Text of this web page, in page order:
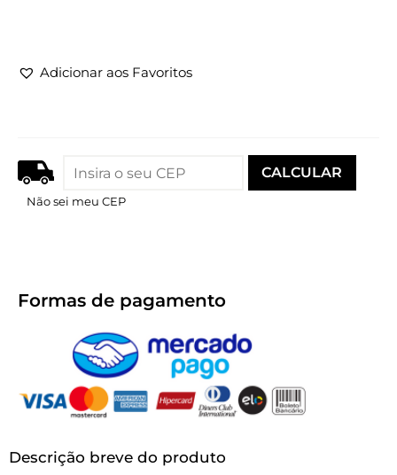
Adicionar aos Favoritos
Não sei meu CEP
Formas de pagamento
Descrição breve do produto